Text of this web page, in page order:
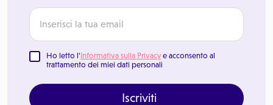
Ho letto l'Informativa sulla Privacy e acconsento al
trattamento dei miei dati personali
Iscriviti